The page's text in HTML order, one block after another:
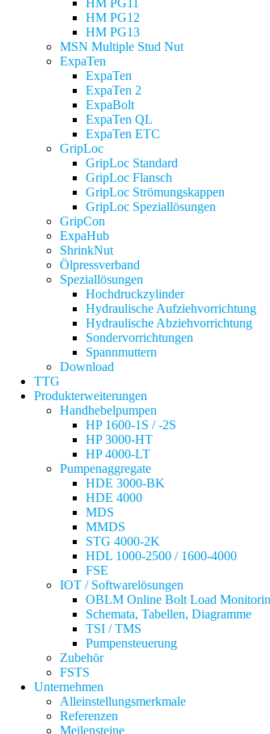
HM PG11
HM PG12
HM PG13
MSN Multiple Stud Nut
ExpaTen
ExpaTen
ExpaTen 2
ExpaBolt
ExpaTen QL
ExpaTen ETC
GripLoc
GripLoc Standard
GripLoc Flansch
GripLoc Strömungskappen
GripLoc Speziallösungen
GripCon
ExpaHub
ShrinkNut
Ölpressverband
Speziallösungen
Hochdruckzylinder
Hydraulische Aufziehvorrichtung
Hydraulische Abziehvorrichtung
Sondervorrichtungen
Spannmuttern
Download
TTG
Produkterweiterungen
Handhebelpumpen
HP 1600-1S / -2S
HP 3000-HT
HP 4000-LT
Pumpenaggregate
HDE 3000-BK
HDE 4000
MDS
MMDS
STG 4000-2K
HDL 1000-2500 / 1600-4000
FSE
IOT / Softwarelösungen
OBLM Online Bolt Load
Schemata, Tabellen, Diagramme
TSI / TMS
Pumpensteuerung
Zubehör
FSTS
Unternehmen
Alleinstellungsmerkmale
Referenzen
Meilensteine